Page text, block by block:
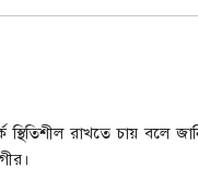
স্থিতিশীল রাখতে চায় বলে